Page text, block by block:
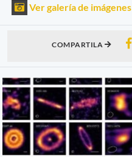
Ver galería de imágenes
COMPARTILA